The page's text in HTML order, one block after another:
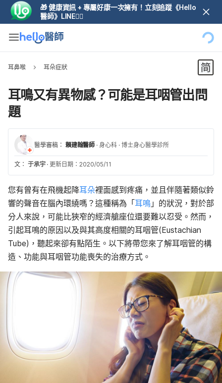
🎁 健康資訊 + 專屬好康一次擁有！立刻追蹤《Hello
醫師》LINE👆🏼
耳鼻喉 耳朵症狀
耳鳴又有異物感？可能是耳咽管出問
題
醫學審稿： 賴建翰醫師 · 身心科 · 博士身心醫學診所
文： 于承宇 · 更新日期：2020/05/11
您有曾有在飛機起降耳朵裡面感到疼痛，並且伴隨著類似鈴
響的聲音在腦內環繞嗎？這種稱為「 耳鳴 」的狀況，對於部
分人來說，可能比狹窄的經濟艙座位還要難以忍受。然而，
引起耳鳴的原因以及與其高度相關的耳咽管(Eustachian
Tube)，聽起來卻有點陌生。以下將帶您來了解耳咽管的構
造、功能與耳咽管功能喪失的治療方式。